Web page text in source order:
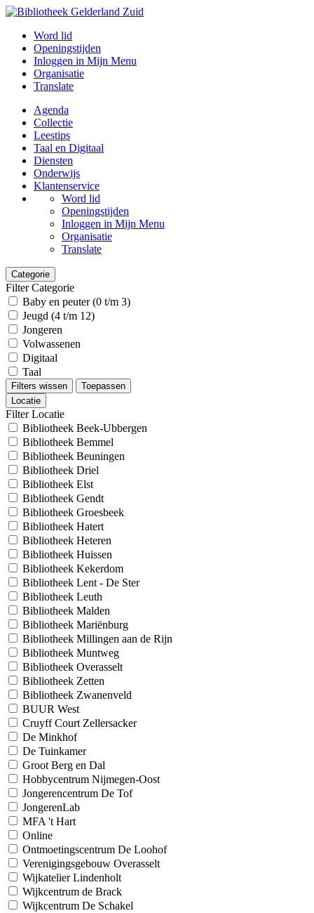
Word lid
Openingstijden
Inloggen in Mijn Menu
Organisatie
Translate
Agenda
Collectie
Leestips
Taal en Digitaal
Diensten
Onderwijs
Klantenservice
Word lid
Openingstijden
Inloggen in Mijn Menu
Organisatie
Translate
Categorie
Filter Categorie
Baby en peuter (0 t/m 3)
Jeugd (4 t/m 12)
Jongeren
Volwassenen
Digitaal
Taal
Filters wissen
Toepassen
Locatie
Filter Locatie
Bibliotheek Beek-Ubbergen
Bibliotheek Bemmel
Bibliotheek Beuningen
Bibliotheek Driel
Bibliotheek Elst
Bibliotheek Gendt
Bibliotheek Groesbeek
Bibliotheek Hatert
Bibliotheek Heteren
Bibliotheek Huissen
Bibliotheek Kekerdom
Bibliotheek Lent - De Ster
Bibliotheek Leuth
Bibliotheek Malden
Bibliotheek Mariënburg
Bibliotheek Millingen aan de Rijn
Bibliotheek Muntweg
Bibliotheek Overasselt
Bibliotheek Zetten
Bibliotheek Zwanenveld
BUUR West
Cruyff Court Zellersacker
De Minkhof
De Tuinkamer
Groot Berg en Dal
Hobbycentrum Nijmegen-Oost
Jongerencentrum De Tof
JongerenLab
MFA 't Hart
Online
Ontmoetingscentrum De Loohof
Verenigingsgebouw Overasselt
Wijkatelier Lindenholt
Wijkcentrum de Brack
Wijkcentrum De Schakel